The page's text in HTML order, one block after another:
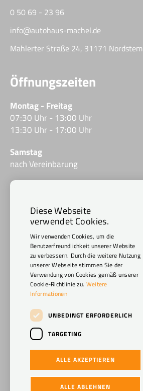
0 50 69 - 23 96
info@autohaus-machel.de
Mahlerter Straße 24, 31171
Öffnungszeiten
Montag - Freitag
07:30 Uhr - 13:00 Uhr
13:30 Uhr - 17:00 Uhr
Samstag
nach Vereinbarung
WWW.CARAVAN-MACHEL.DE 2026. ALL RIGHTS
IMPRESSUM
DATENSCHUTZERKLÄRUNG
POWERED BY EMPORI CMS
Diese Webseite
verwendet Cookies.
Wir verwenden Cookies, um die
Benutzerfreundlichkeit unserer Website
zu verbessern. Durch die weitere Nutzung
unserer Webseite stimmen Sie der
Verwendung von Cookies gemäß unserer
Cookie-Richtlinie zu. Weitere
Informationen
UNBEDINGT ERFORDERLICH
TARGETING
ALLE AKZEPTIEREN
ALLE ABLEHNEN